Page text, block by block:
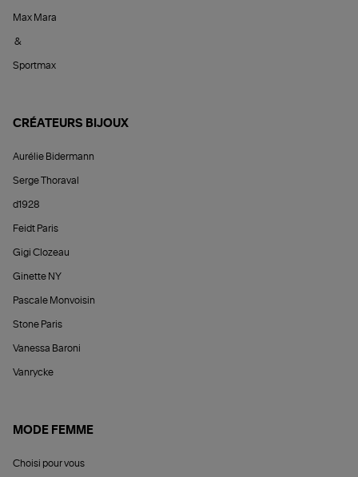
Max Mara
&
Sportmax
CRÉATEURS BIJOUX
Aurélie Bidermann
Serge Thoraval
d1928
Feidt Paris
Gigi Clozeau
Ginette NY
Pascale Monvoisin
Stone Paris
Vanessa Baroni
Vanrycke
MODE FEMME
Choisi pour vous